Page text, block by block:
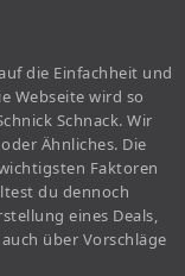
die Einfachheit und
Webseite wird so
Schnack. Wir
Ähnliches. Die
Faktoren
du dennoch
eines Deals,
über Vorschläge